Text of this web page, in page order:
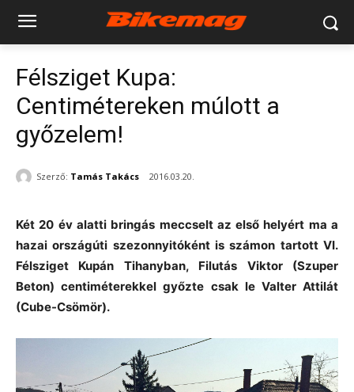
Félsziget Kupa:
Centimétereken múlott a
győzelem!
Szerző: Tamás Takács 2016.03.20.
Két 20 év alatti bringás meccselt az első helyért ma a
hazai országúti szezonnyitóként is számon tartott VI.
Félsziget Kupán Tihanyban, Filutás Viktor (Szuper
Beton) centiméterekkel győzte csak le Valter Attilát
(Cube-Csömör).